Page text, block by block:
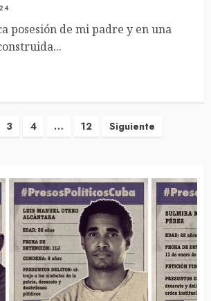
posesión de mi padre y en una
3 4 … 12 Siguiente